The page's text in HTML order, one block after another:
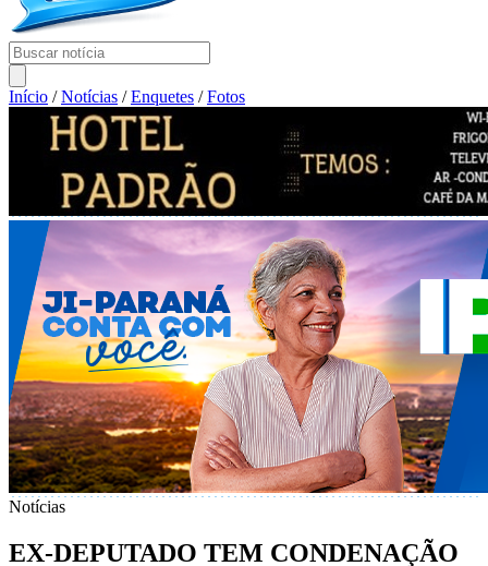
Início / Notícias / Enquetes / Fotos
Notícias
EX-DEPUTADO TEM CONDENAÇÃO